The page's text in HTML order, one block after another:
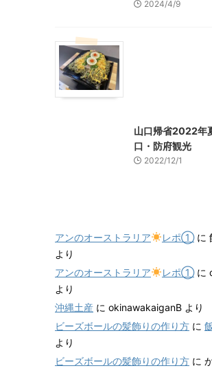
2024/4/9
山口帰省2022
口・防府観光
2022/12/1
アンのオーストラリア レポ①に
より
アンのオーストラリア
レポ①に
より
沖縄土産 に okinawakaiganB より
ビーズボールの髪飾りの作り方 に
より
ビーズボールの髪飾りの作り方 に